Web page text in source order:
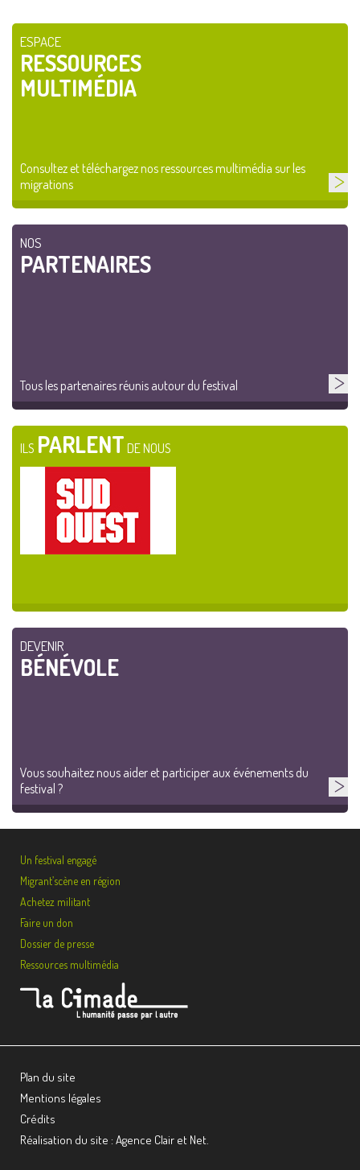
ESPACE
RESSOURCES
MULTIMÉDIA
Consultez et téléchargez nos ressources multimédia sur les
migrations
NOS
PARTENAIRES
Tous les partenaires réunis autour du festival
ILS PARLENT DE NOUS
DEVENIR
BÉNÉVOLE
Vous souhaitez nous aider et participer aux événements du
festival ?
Un festival engagé
Migrant’scène en région
Achetez militant
Faire un don
Dossier de presse
Ressources multimédia
Plan du site
Mentions légales
Crédits
Réalisation du site : Agence Clair et Net.